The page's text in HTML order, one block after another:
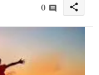
0 share